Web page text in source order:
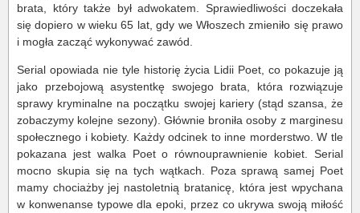
brata, który także był adwokatem. Sprawiedliwości doczekała
się dopiero w wieku 65 lat, gdy we Włoszech zmieniło się prawo
i mogła zacząć wykonywać zawód.
Serial opowiada nie tyle historię życia Lidii Poet, co pokazuje ją
jako przebojową asystentkę swojego brata, która rozwiązuje
sprawy kryminalne na początku swojej kariery (stąd szansa, że
zobaczymy kolejne sezony). Głównie broniła osoby z marginesu
społecznego i kobiety. Każdy odcinek to inne morderstwo. W tle
pokazana jest walka Poet o równouprawnienie kobiet. Serial
mocno skupia się na tych wątkach. Poza sprawą samej Poet
mamy chociażby jej nastoletnią bratanicę, która jest wpychana
w konwenanse typowe dla epoki, przez co ukrywa swoją miłość